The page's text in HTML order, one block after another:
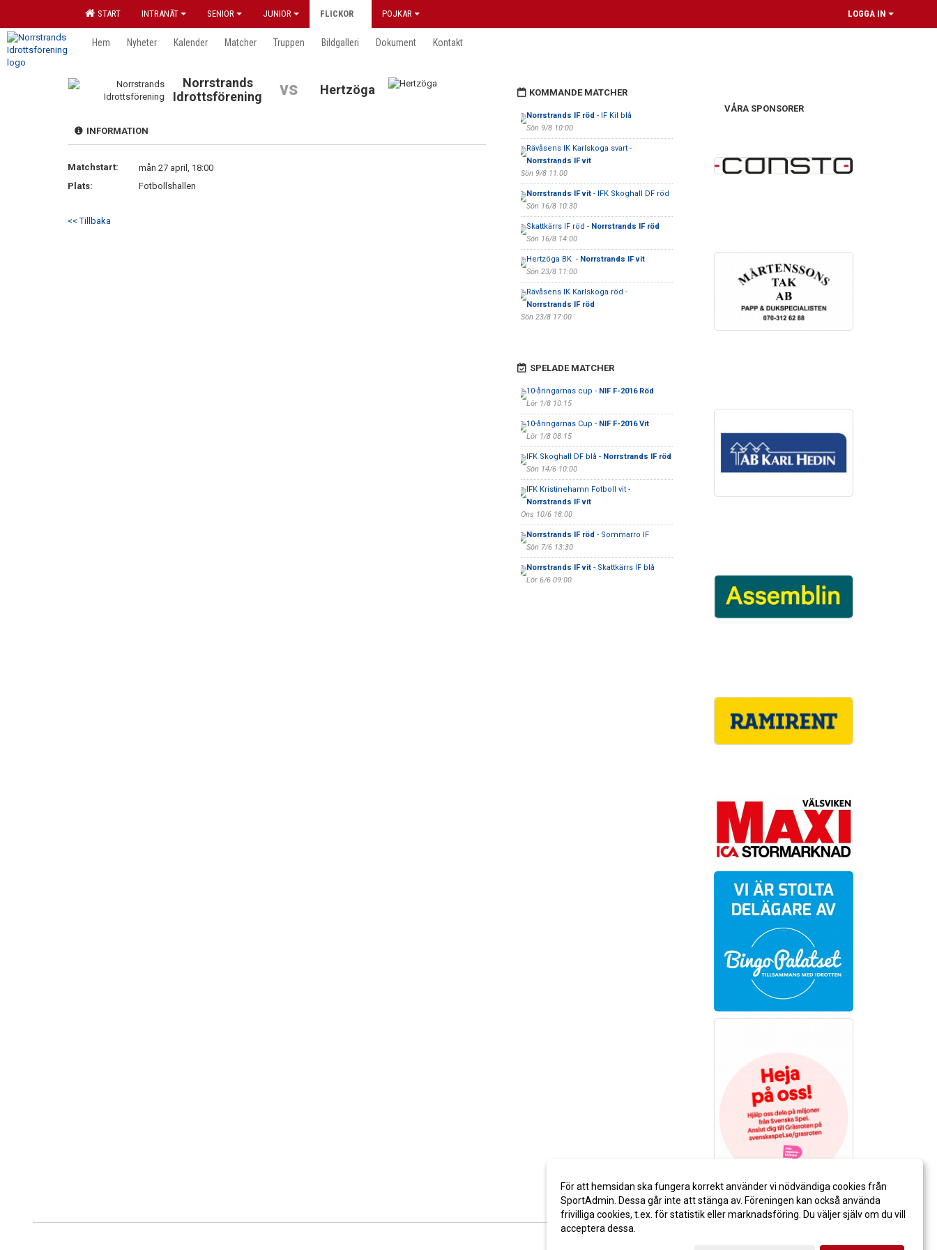
START INTRANÄT SENIOR JUNIOR FLICKOR POJKAR LOGGA IN
Hem Nyheter Kalender Matcher Truppen Bildgalleri Dokument Kontakt
Norrstrands
Idrottsförening
vs Hertzöga
INFORMATION
Matchstart:
mån 27 april, 18:00
Plats:
Fotbollshallen
<< Tillbaka
KOMMANDE MATCHER
Norrstrands IF röd - IF Kil blå
Sön 9/8 10:00
Rävåsens IK Karlskoga svart -
Norrstrands IF vit
Sön 9/8 11:00
Norrstrands IF vit- IFK Skoghall DF röd
Sön 16/8 10:30
Skattkärrs IF röd - Norrstrands IF röd
Sön 16/8 14:00
Hertzöga BK - Norrstrands IF vit
Sön 23/8 11:00
Rävåsens IK Karlskoga röd -
Norrstrands IF röd
Sön 23/8 17:00
SPELADE MATCHER
10-åringarnas cup - NIF F-2016 Röd
Lör 1/8 10:15
10-åringarnas Cup - NIF F-2016 Vit
Lör 1/8 08:15
IFK Skoghall DF blå - Norrstrands IF röd
Sön 14/6 10:00
IFK Kristinehamn Fotboll vit -
Norrstrands IF vit
Ons 10/6 18:00
Norrstrands IF röd - Sommarro IF
Sön 7/6 13:30
Norrstrands IF vit- Skattkärrs IF blå
Lör 6/6 09:00
VÅRA SPONSORER
För att hemsidan ska fungera korrekt använder vi nödvändiga cookies från
SportAdmin. Dessa går inte att stänga av. Föreningen kan också använda
frivilliga cookies, t.ex. för statistik eller marknadsföring. Du väljer själv om du vill
acceptera dessa.